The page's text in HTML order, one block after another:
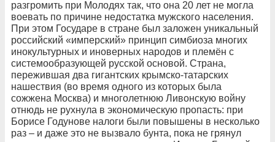
разгромить при Молодях так, что она 20 лет не могла
воевать по причине недостатка мужского населения.
При этом Государе в стране был заложен уникальный
российский «имперский» принцип симбиоза многих
инокультурных и иноверных народов и племён с
системообразующей русской основой. Страна,
пережившая два гигантских крымско-татарских
нашествия (во время одного из которых была
сожжена Москва) и многолетнюю Ливонскую войну
отнюдь не рухнула в экономическую пропасть: при
Борисе Годунове налоги были повышены в несколько
раз – и даже это не вызвало бунта, пока не грянул